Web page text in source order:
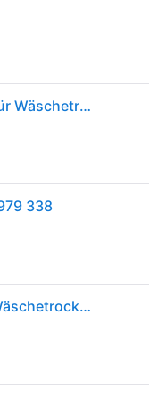
E2YH01 Zubehörset zur Kondenswasserableitung für Wäschetrockner #1
338
AEG Zubehörset zur Kondenswasserableitung für Wäschetrockner 9029793388